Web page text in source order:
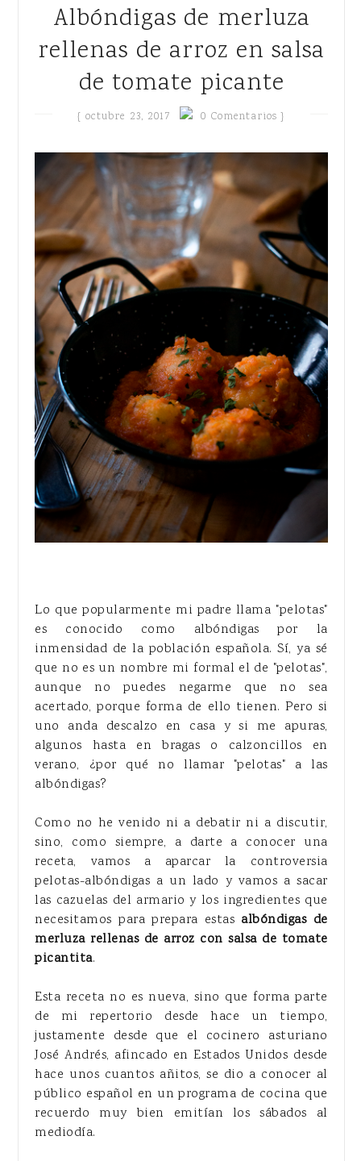
Albóndigas de merluza
rellenas de arroz en salsa
de tomate picante
{octubre 23, 2017 0 Comentarios }
Lo que popularmente mi padre llama "pelotas"
es conocido como albóndigas por la
inmensidad de la población española. Sí, ya sé
que no es un nombre mi formal el de "pelotas",
aunque no puedes negarme que no sea
acertado, porque forma de ello tienen. Pero si
uno anda descalzo en casa y si me apuras,
algunos hasta en bragas o calzoncillos en
verano, ¿por qué no llamar "pelotas" a las
albóndigas?
Como no he venido ni a debatir ni a discutir,
sino, como siempre, a darte a conocer una
receta, vamos a aparcar la controversia
pelotas-albóndigas a un lado y vamos a sacar
las cazuelas del armario y los ingredientes que
necesitamos para prepara estas albóndigas de
merluza rellenas de arroz con salsa de tomate
picantita.
Esta receta no es nueva, sino que forma parte
de mi repertorio desde hace un tiempo,
justamente desde que el cocinero asturiano
José Andrés, afincado en Estados Unidos desde
hace unos cuantos añitos, se dio a conocer al
público español en un programa de cocina que
recuerdo muy bien emitían los sábados al
mediodía.